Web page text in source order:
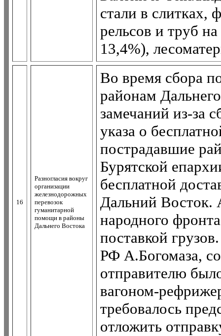
стали в слитках,
рельсов и труб
13,4%),
16
Разногласия вокруг
организации
железнодорожных
перевозок
гуманитарной
помощи в районы
Дальнего Востока
Во время сбора
районам
замечаний из-за
указа о
пострадавшие
Бурятской
бесплатной
Дальний Восток.
народного
поставкой
РФ А.Богомаза,
отправителю
вагоном-
требовалось
отложить